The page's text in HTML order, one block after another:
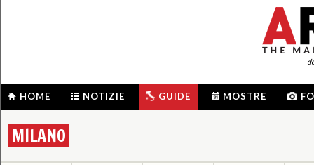
HOME NOTIZIE GUIDE MOSTRE
MILANO